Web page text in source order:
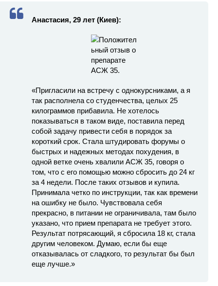
Анастасия, 29 лет (Киев):
«Пригласили на встречу с однокурсниками, а я
так располнела со студенчества, целых 25
килограммов прибавила. Не хотелось
показываться в таком виде, поставила перед
собой задачу привести себя в порядок за
короткий срок. Стала штудировать форумы о
быстрых и надежных методах похудения, в
одной ветке очень хвалили АСЖ 35, говоря о
том, что с его помощью можно сбросить до 24 кг
за 4 недели. После таких отзывов и купила.
Принимала четко по инструкции, так как времени
на ошибку не было. Чувствовала себя
прекрасно, в питании не ограничивала, там было
указано, что прием препарата не требует этого.
Результат потрясающий, я сбросила 18 кг, стала
другим человеком. Думаю, если бы еще
отказывалась от сладкого, то результат бы был
еще лучше.»